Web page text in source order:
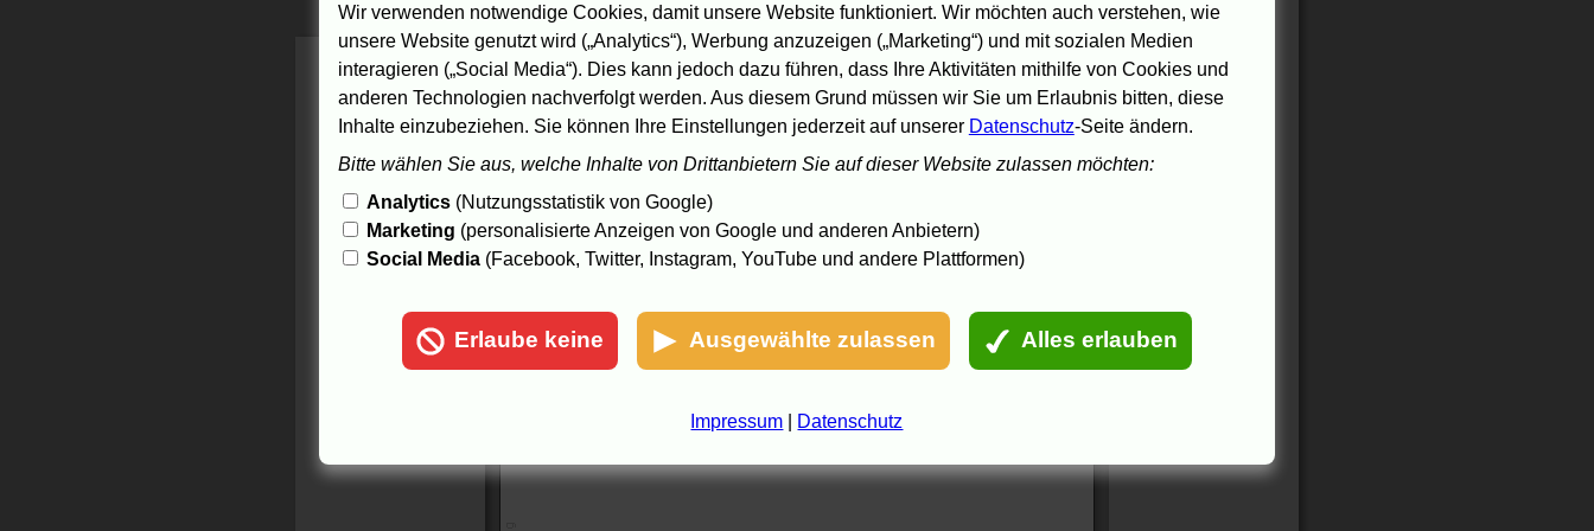
FAZ.NET: Auf den Flügeln des kubanischen Blues. Daniel Baxin der
taz: Das Nesthäkchen.Matthias Heinein derWelt:
Ein Glas Rum
auf Babalú Ayé.Bert Rebhandlin derBerliner Zeitung:
Er war der
Gentleman des Son
7.8.05 17:23, aktualisiert: 23.3.06 23:56
Wir verwenden notwendige Cookies, damit unsere Website funktioniert. Wir möchten auch verstehen, wie
unsere Website genutzt wird („Analytics“), Werbung anzuzeigen („Marketing“) und mit sozialen Medien
interagieren („Social Media“). Dies kann jedoch dazu führen, dass Ihre Aktivitäten mithilfe von Cookies und
anderen Technologien nachverfolgt werden. Aus diesem Grund müssen wir Sie um Erlaubnis bitten, diese
Inhalte einzubeziehen. Sie können Ihre Einstellungen jederzeit auf unserer Datenschutz-Seite ändern.
Bitte wählen Sie aus, welche Inhalte von Drittanbietern Sie auf dieser Website zulassen möchten:
Analytics(Nutzungsstatistik von Google)
Marketing (personalisierte Anzeigen von Google und anderen Anbietern)
Social Media(Facebook, Twitter, Instagram, YouTube und andere Plattformen)
Erlaube keine Ausgewählte zulassen Alles erlauben
Impressum Datenschutz